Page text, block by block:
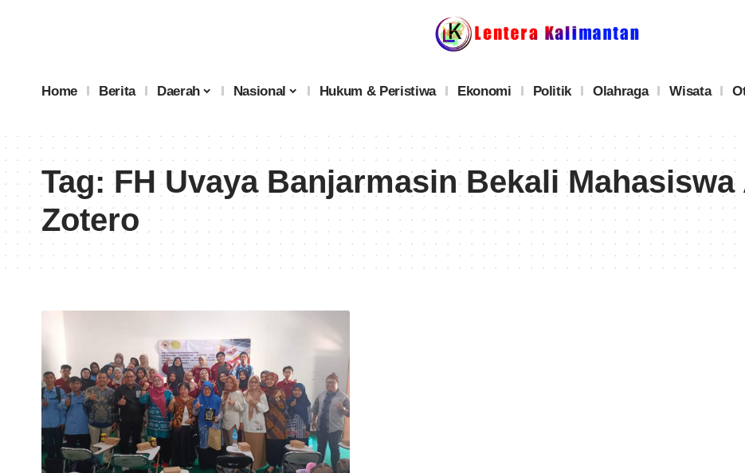
Home Berita Daerah Nasional Hukum & Peristiwa Ekonomi Politik Olahraga Wisata
Tag:FH Uvaya Banjarmasin Bekali
Zotero